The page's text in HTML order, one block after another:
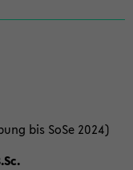
bis SoSe 2024)